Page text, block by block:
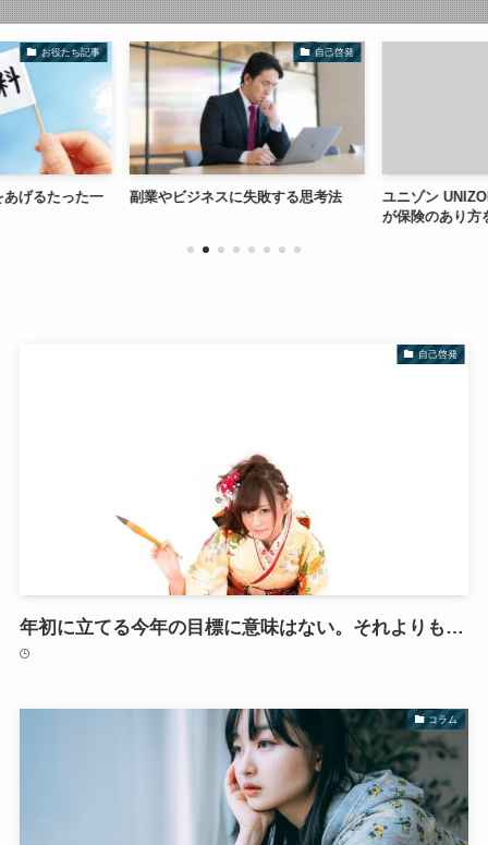
お役たち記事
げるたった一
自己啓発
副業やビジネスに失敗する思考法
ユニゾン
が保険のあり方
自己啓発
年初に立てる今年の目標に意味はない。それよりも…
コラム